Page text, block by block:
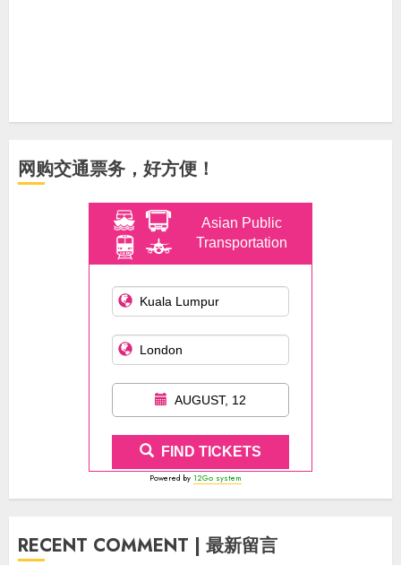
网购交通票务，好方便！
Asian Public
Transportation
AUGUST, 12
FIND TICKETS
Powered by 12Go system
RECENT COMMENT | 最新留言